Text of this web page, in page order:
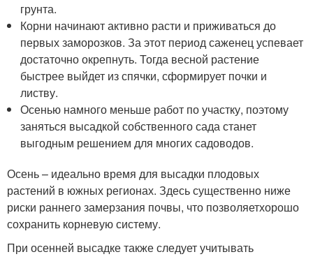
грунта.
Корни начинают активно расти и приживаться до
первых заморозков. За этот период саженец успевает
достаточно окрепнуть. Тогда весной растение
быстрее выйдет из спячки, сформирует почки и
листву.
Осенью намного меньше работ по участку, поэтому
заняться высадкой собственного сада станет
выгодным решением для многих садоводов.
Осень – идеально время для высадки плодовых
растений в южных регионах. Здесь существенно ниже
риски раннего замерзания почвы, что позволяетхорошо
сохранить корневую систему.
При осенней высадке также следует учитывать